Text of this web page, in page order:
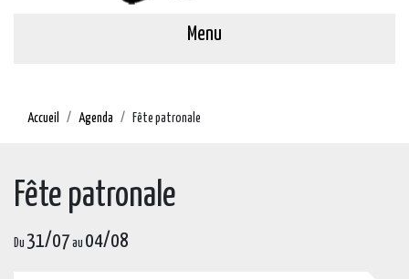
Menu
Accueil Agenda Fête patronale
Fête patronale
Du 31/07au 04/08